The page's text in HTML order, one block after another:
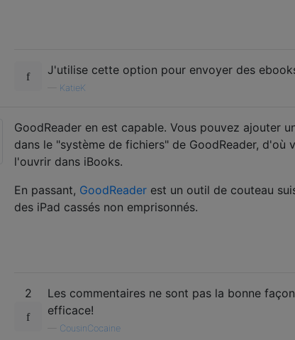
J'utilise cette option pour envoyer des
KatieK
GoodReader en est capable. Vous pouvez ajouter
dans le "système de fichiers" de GoodReader,
l'ouvrir dans iBooks.
En passant, GoodReader est un outil de couteau
des iPad cassés non emprisonnés.
2
Les commentaires ne sont pas la bonne
efficace!
CousinCocaine